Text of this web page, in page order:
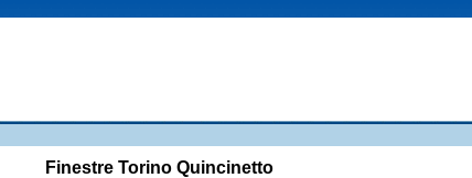
Finestre Torino Quincinetto